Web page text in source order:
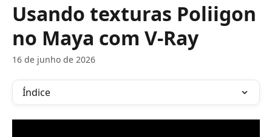
Usando texturas Poliigon
no Maya com V-Ray
16 de junho de 2026
Índice